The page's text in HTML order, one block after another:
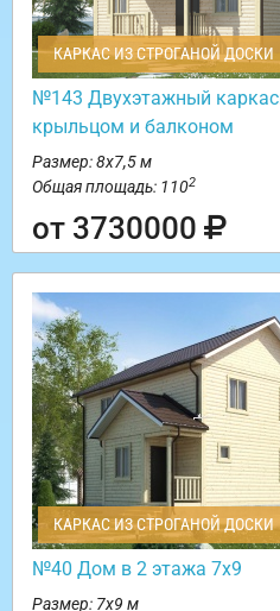
КАРКАС ИЗ СТРОГАНОЙ ДОСКИ
№143 Двухэтажный
крыльцом и балконом
Размер: 8х7,5 м
Общая площадь: 1102
от 3730000
КАРКАС ИЗ СТРОГАНОЙ ДОСКИ
№40 Дом в 2 этажа 7х9
Размер: 7х9 м